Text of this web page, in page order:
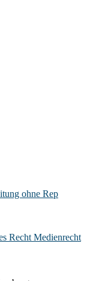
ohne Rep
Recht Medienrecht